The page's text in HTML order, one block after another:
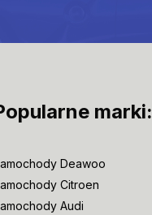
marki:
Deawoo
Citroen
Audi